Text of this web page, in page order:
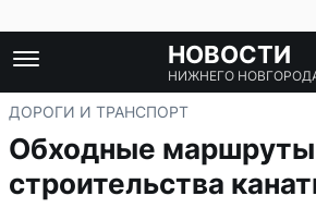
НОВОСТИ
НИЖНЕГО
ДОРОГИ И ТРАНСПОРТ
Обходные маршруты
строительства